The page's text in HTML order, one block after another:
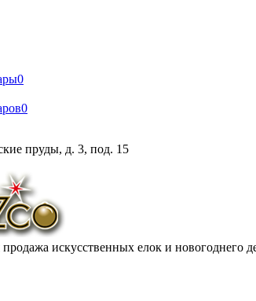
0
0
пруды, д. 3, под. 15
искусственных елок и новогоднего